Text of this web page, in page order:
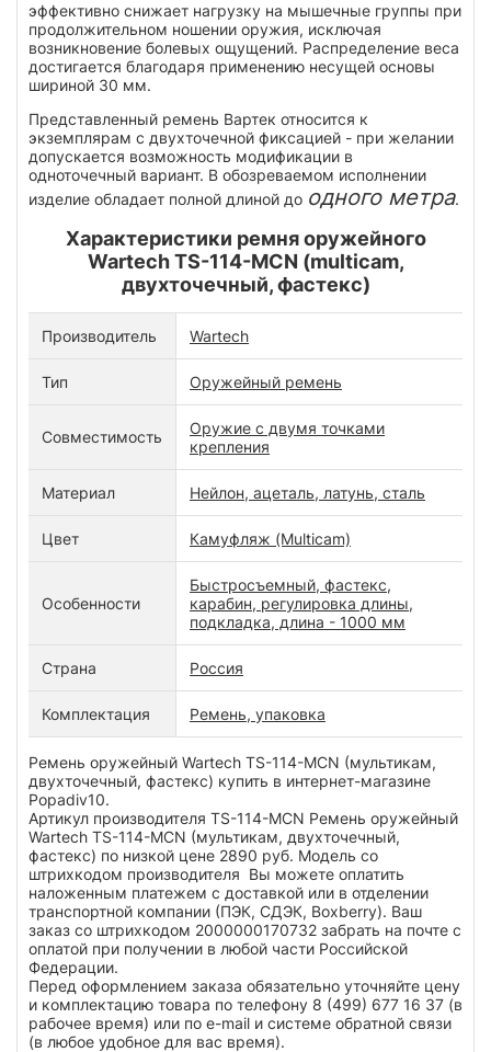
эффективно снижает нагрузку на мышечные группы при
продолжительном ношении оружия, исключая
возникновение болевых ощущений. Распределение веса
достигается благодаря применению несущей основы
шириной 30 мм.
Представленный ремень Вартек относится к
экземплярам с двухточечной фиксацией - при желании
допускается возможность модификации в
одноточечный вариант. В обозреваемом исполнении
изделие обладает полной длиной до одного метра.
Характеристики ремня оружейного
Wartech TS-114-MCN (multicam,
двухточечный, фастекс)
Производитель Wartech
Тип Оружейный ремень
Совместимость
Оружие с двумя точками
крепления
Материал Нейлон, ацеталь, латунь, сталь
Цвет Камуфляж (Multicam)
Особенности
Быстросъемный, фастекс,
карабин, регулировка длины,
подкладка, длина - 1000 мм
Страна Россия
Комплектация Ремень, упаковка
Ремень оружейный Wartech TS-114-MCN (мультикам,
двухточечный, фастекс) купить в интернет-магазине
Popadiv10.
Артикул производителя TS-114-MCN Ремень оружейный
Wartech TS-114-MCN (мультикам, двухточечный,
фастекс) по низкой цене 2890 руб. Модель со
штрихкодом производителя Вы можете оплатить
наложенным платежем с доставкой или в отделении
транспортной компании (ПЭК, СДЭК, Boxberry). Ваш
заказ со штрихкодом 2000000170732 забрать на почте с
оплатой при получении в любой части Российской
Федерации.
Перед оформлением заказа обязательно уточняйте цену
и комплектацию товара по телефону 8 (499) 677 16 37 (в
рабочее время) или по e-mail и системе обратной связи
(в любое удобное для вас время).